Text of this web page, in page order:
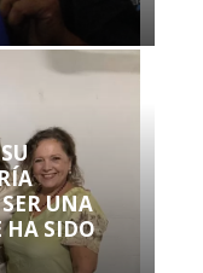
UNA
HA SIDO